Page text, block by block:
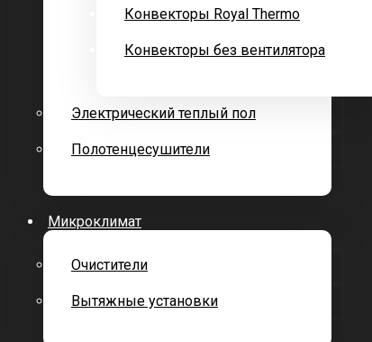
Конвекторы Royal Thermo
Конвекторы без вентилятора
Электрический теплый пол
Полотенцесушители
Микроклимат
Очистители
Вытяжные установки